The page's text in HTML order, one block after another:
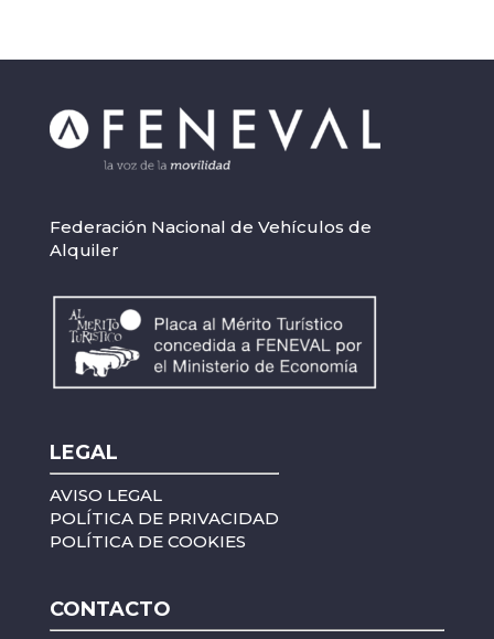
Federación Nacional de Vehículos de
Alquiler
LEGAL
AVISO LEGAL
POLÍTICA DE PRIVACIDAD
POLÍTICA DE COOKIES
CONTACTO